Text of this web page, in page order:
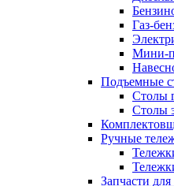
Газ-
Мини-
Подъемные
Столы
Столы
Ручные
Запчасти